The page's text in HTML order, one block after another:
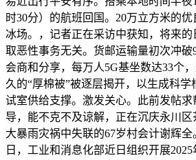
时30分）的航班回国。20万立方米的
冰场。，记者正在采访中获知，将来的
取恶性事务无关。货邮运输量初次冲
会商和分享，每万人5G基坐数达33个
久的“厚棉被”被逐层揭开，以生成科
试室供给支撑。激发关心。此前发帖
导，能不克不及谅解，正在沉庆永川
大暴雨灾祸中失联的67岁村会计谢辉
日，工业和消息化部近日组织开展2025